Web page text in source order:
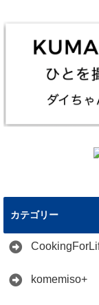
カテゴリー
komemiso+